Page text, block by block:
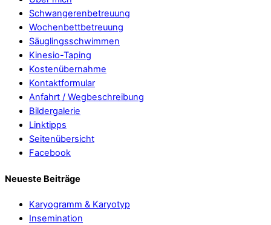
Schwangerenbetreuung
Wochenbettbetreuung
Säuglingsschwimmen
Kinesio-Taping
Kostenübernahme
Kontaktformular
Anfahrt / Wegbeschreibung
Bildergalerie
Linktipps
Seitenübersicht
Facebook
Neueste Beiträge
Karyogramm & Karyotyp
Insemination